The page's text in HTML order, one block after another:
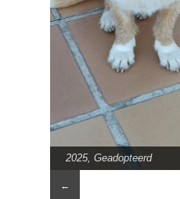
2025, Geadopteerd
←